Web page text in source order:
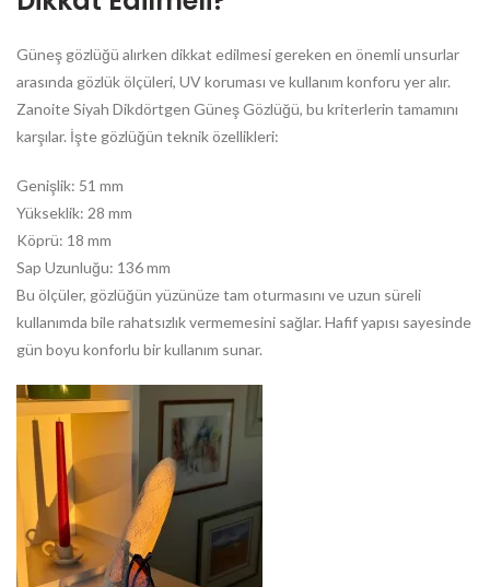
Güneş gözlüğü alırken dikkat edilmesi gereken en önemli unsurlar
arasında gözlük ölçüleri, UV koruması ve kullanım konforu yer alır.
Zanoite Siyah Dikdörtgen Güneş Gözlüğü, bu kriterlerin tamamını
karşılar. İşte gözlüğün teknik özellikleri:
Genişlik: 51 mm
Yükseklik: 28 mm
Köprü: 18 mm
Sap Uzunluğu: 136 mm
Bu ölçüler, gözlüğün yüzünüze tam oturmasını ve uzun süreli
kullanımda bile rahatsızlık vermemesini sağlar. Hafif yapısı sayesinde
gün boyu konforlu bir kullanım sunar.